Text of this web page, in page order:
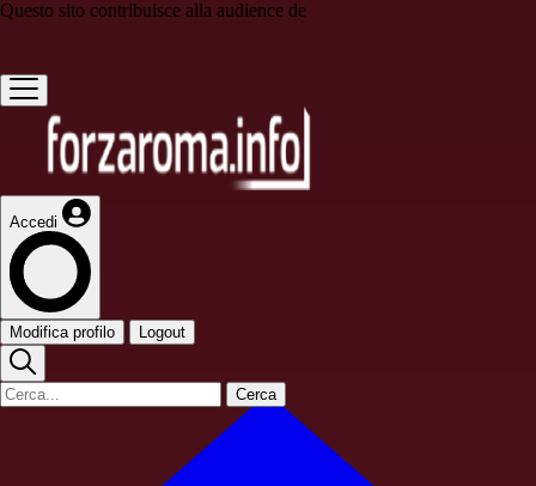
Questo sito contribuisce alla audience de
Accedi
Modifica profilo Logout
Cerca